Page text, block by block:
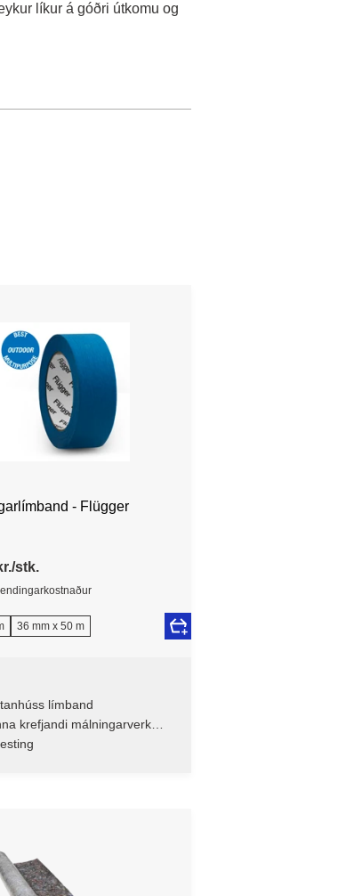
líkur á góðri útkomu og
- Flügger
stk.
36 mm x 50 m
límband
krefjandi málningarverk